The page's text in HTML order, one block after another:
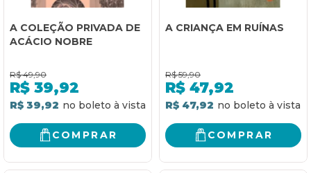
A COLEÇÃO PRIVADA DE
ACÁCIO NOBRE
R$ 49,90
R$ 39,92
R$ 39,92
COMPRAR
A CRIANÇA EM RUÍNAS
R$ 59,90
R$ 47,92
R$ 47,92
COMPRAR